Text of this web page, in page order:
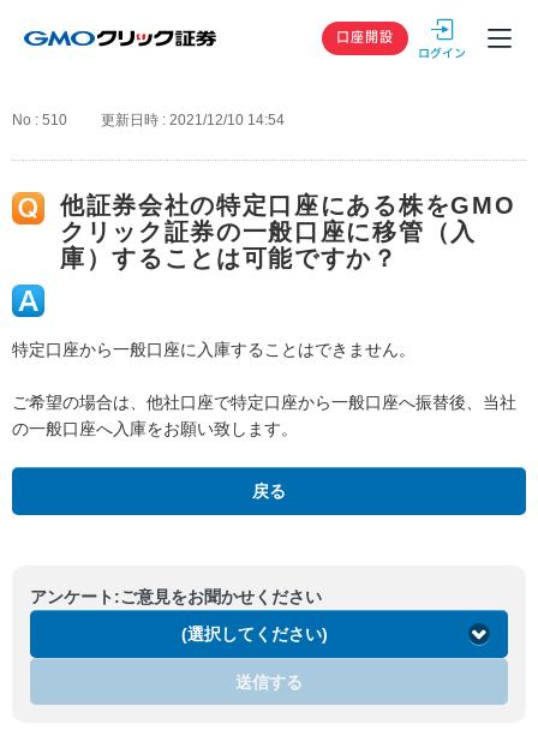
GMOクリック
口座開設
No : 510 更新日時 : 2021/12/10 14:54
他証券会社の特定口座にある株をGMO
クリック証券の一般口座に移管（入
庫）することは可能ですか？
特定口座から一般口座に入庫することはできません。
ご希望の場合は、他社口座で特定口座から一般口座へ振替後、当社
の一般口座へ入庫をお願い致します。
戻る
アンケート:ご意見をお聞かせください
(選択してください)
送信する